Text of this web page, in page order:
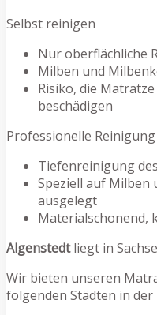
Selbst reinigen
Nur oberflächliche
Milben und
Risiko, die
beschädigen
Professionelle Reinigung
Tiefenreinigung
Speziell auf Milben
ausgelegt
Materialschonend,
Algenstedtliegt in
Wir bieten unseren
folgenden Städten in der